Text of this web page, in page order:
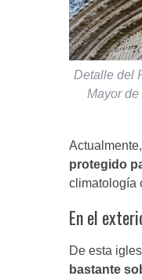
Detalle del
Mayor
Actualmente,
protegido
climatología
En el
De esta
bastante